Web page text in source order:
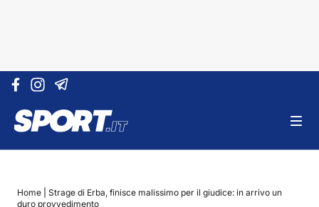
Vai al contenuto
Home
Strage di Erba, finisce malissimo per il giudice: in arrivo un
duro provvedimento